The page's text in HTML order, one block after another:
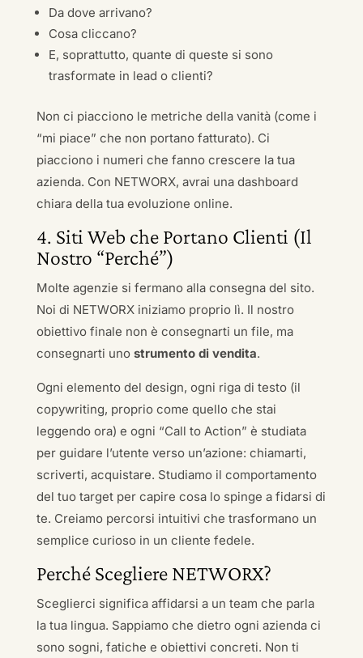
Da dove arrivano?
Cosa cliccano?
E, soprattutto, quante di queste si sono
trasformate in lead o clienti?
Non ci piacciono le metriche della vanità (come i
“mi piace” che non portano fatturato). Ci
piacciono i numeri che fanno crescere la tua
azienda. Con NETWORX, avrai una dashboard
chiara della tua evoluzione online.
4. Siti Web che Portano Clienti (Il
Nostro “Perché”)
Molte agenzie si fermano alla consegna del sito.
Noi di NETWORX iniziamo proprio lì. Il nostro
obiettivo finale non è consegnarti un file, ma
consegnarti uno strumento di vendita.
Ogni elemento del design, ogni riga di testo (il
copywriting, proprio come quello che stai
leggendo ora) e ogni “Call to Action” è studiata
per guidare l’utente verso un’azione: chiamarti,
scriverti, acquistare. Studiamo il comportamento
del tuo target per capire cosa lo spinge a fidarsi di
te. Creiamo percorsi intuitivi che trasformano un
semplice curioso in un cliente fedele.
Perché Scegliere NETWORX?
Sceglierci significa affidarsi a un team che parla
la tua lingua. Sappiamo che dietro ogni azienda ci
sono sogni, fatiche e obiettivi concreti. Non ti